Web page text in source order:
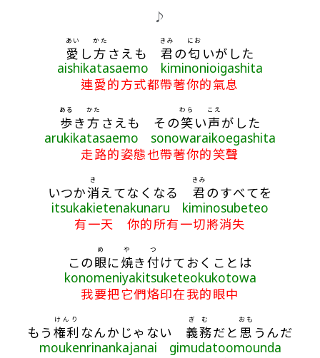
♪
愛
あい
し方
かた
さえも 君
きみ
の匂
にお
いがした
aishikatasaemo kiminonioigashita
連愛的方式都帶著你的氣息
歩
ある
き方
かた
さえも その笑
わら
い声
こえ
がした
arukikatasaemo sonowaraikoegashita
走路的姿態也帶著你的笑聲
いつか消
き
えてなくなる 君
きみ
のすべてを
itsukakietenakunaru kiminosubeteo
有一天 你的所有一切將消失
この眼
め
に焼
や
き付
つ
けておくことは
konomeniyakitsuketeokukotowa
我要把它們烙印在我的眼中
もう 権利
けんり
なんかじゃない 義務
ぎむ
だと 思
おも
うんだ
moukenrinankajanai gimudatoomounda